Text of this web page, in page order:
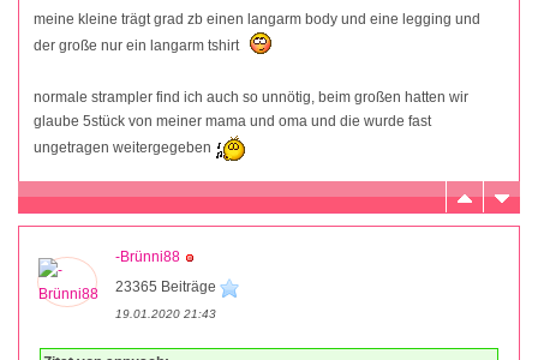
meine kleine trägt grad zb einen langarm body und eine legging und
der große nur ein langarm tshirt
normale strampler find ich auch so unnötig, beim großen hatten wir
glaube 5stück von meiner mama und oma und die wurde fast
ungetragen weitergegeben
-Brünni88
23365 Beiträge
19.01.2020 21:43